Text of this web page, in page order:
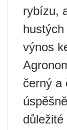
rybízu,
výnos
černý a